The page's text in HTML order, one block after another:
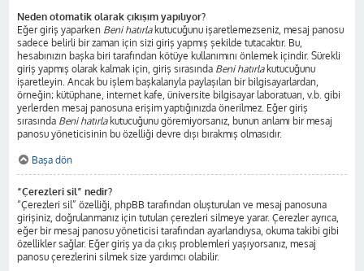
Neden otomatik olarak çıkışım yapılıyor?
Eğer giriş yaparken Beni hatırlakutucuğunu işaretlemezseniz, mesaj panosu
sadece belirli bir zaman için sizi giriş yapmış şekilde tutacaktır. Bu,
hesabınızın başka biri tarafından kötüye kullanımını önlemek içindir. Sürekli
giriş yapmış olarak kalmak için, giriş sırasında Beni hatırlakutucuğunu
işaretleyin. Ancak bu işlem başkalarıyla paylaşılan bir bilgisayarlardan,
örneğin; kütüphane, internet kafe, üniversite bilgisayar laboratuarı, v.b. gibi
yerlerden mesaj panosuna erişim yaptığınızda önerilmez. Eğer giriş
sırasında Beni hatırlakutucuğunu göremiyorsanız, bunun anlamı bir mesaj
panosu yöneticisinin bu özelliği devre dışı bırakmış olmasıdır.
Başa dön
“Çerezleri sil” nedir?
“Çerezleri sil” özelliği, phpBB tarafından oluşturulan ve mesaj panosuna
girişiniz, doğrulanmanız için tutulan çerezleri silmeye yarar. Çerezler ayrıca,
eğer bir mesaj panosu yöneticisi tarafından ayarlandıysa, okuma takibi gibi
özellikler sağlar. Eğer giriş ya da çıkış problemleri yaşıyorsanız, mesaj
panosu çerezlerini silmek size yardımcı olabilir.